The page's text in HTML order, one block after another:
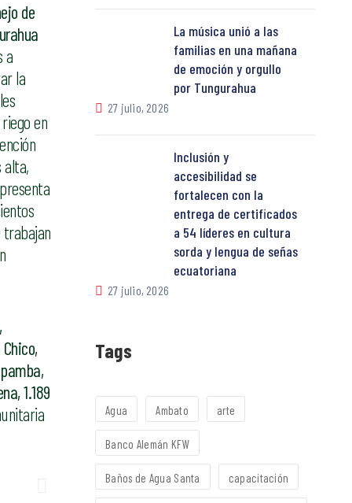
de
a
la
en
alta,
1.189
La música unió a las
familias en una mañana
de emoción y orgullo
por Tungurahua
27 julio, 2026
Inclusión y
accesibilidad se
fortalecen con la
entrega de certificados
a 54 líderes en cultura
sorda y lengua de señas
ecuatoriana
27 julio, 2026
Tags
Agua Ambato arte
Banco Alemán KFW
Baños de Agua Santa capacitación